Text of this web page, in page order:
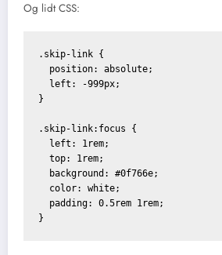
Og lidt CSS:
.skip-link {
  position: absolute;
  left: -999px;
}
.skip-link:focus {
  left: 1rem;
  top: 1rem;
  background: #0f766e;
  color: white;
  padding: 0.5rem 1rem;